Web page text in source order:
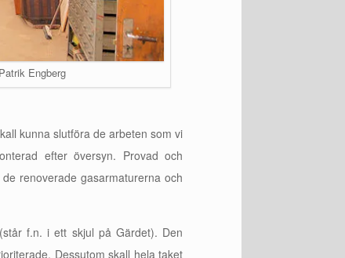
Engberg
kunna slutföra de arbeten som vi
efter översyn. Provad och
renoverade gasarmaturerna och
f.n. i ett skjul på Gärdet). Den
Dessutom skall hela taket